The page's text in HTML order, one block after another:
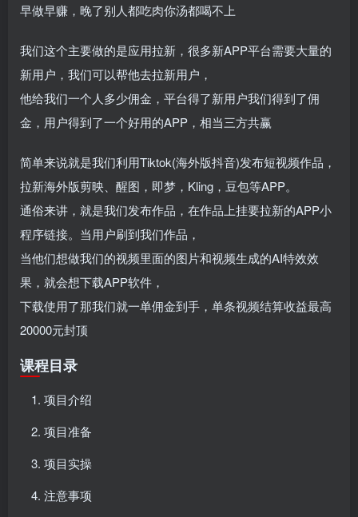
早做早赚，晚了别人都吃肉你汤都喝不上
我们这个主要做的是应用拉新，很多新APP平台需要大量的
新用户，我们可以帮他去拉新用户，
他给我们一个人多少佣金，平台得了新用户我们得到了佣
金，用户得到了一个好用的APP，相当三方共赢
简单来说就是我们利用Tiktok(海外版抖音)发布短视频作品，
拉新海外版剪映、醒图，即梦，Kling，豆包等APP。
通俗来讲，就是我们发布作品，在作品上挂要拉新的APP小
程序链接。当用户刷到我们作品，
当他们想做我们的视频里面的图片和视频生成的AI特效效
果，就会想下载APP软件，
下载使用了那我们就一单佣金到手，单条视频结算收益最高
20000元封顶
课程目录
项目介绍
项目准备
项目实操
注意事项